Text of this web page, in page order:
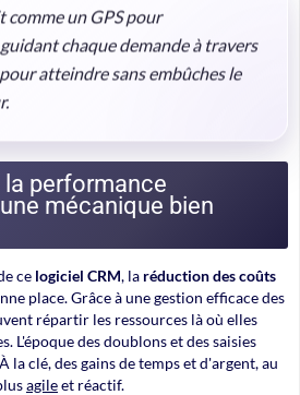
comme un GPS pour
chaque demande à travers
atteindre sans embûches le
performance
mécanique bien
ce logiciel CRM, la réduction des coûts
place. Grâce à une gestion efficace des
répartir les ressources là où elles
L'époque des doublons et des saisies
la clé, des gains de temps et d'argent, au
agileet réactif.